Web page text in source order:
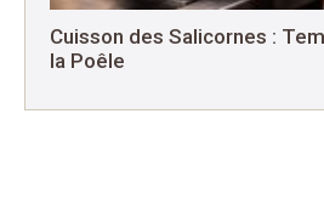
Cuisson des Salicornes :
la Poêle